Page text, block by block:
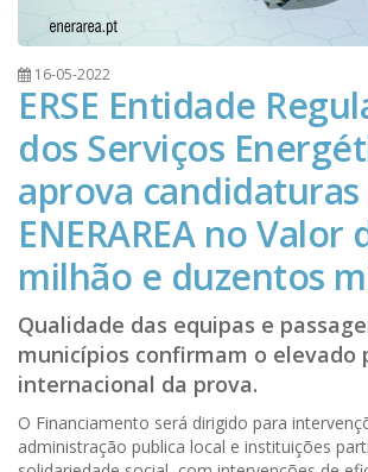
16-05-2022
ERSE Entidade
dos Serviços
aprova candidaturas
ENERAREA no Valor
milhão e duzentos
Qualidade das equipas e
municípios confirmam o elevado
internacional da prova.
O Financiamento será dirigido para
administração publica local e instituições